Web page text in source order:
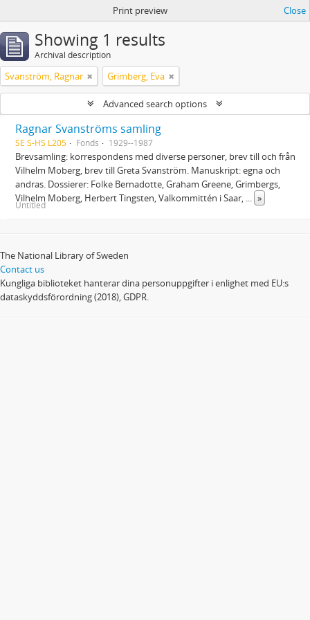
Print preview Close
Showing 1 results
Archival description
Svanström, Ragnar Grimberg, Eva
Advanced search options
Ragnar Svanströms samling
SE S-HS L205 Fonds 1929--1987
Brevsamling: korrespondens med diverse personer, brev till och från
Vilhelm Moberg, brev till Greta Svanström. Manuskript: egna och
andras. Dossierer: Folke Bernadotte, Graham Greene, Grimbergs,
Vilhelm Moberg, Herbert Tingsten, Valkommittén i Saar, ... »
Untitled
The National Library of Sweden
Contact us
Kungliga biblioteket hanterar dina personuppgifter i enlighet med EU:s
dataskyddsförordning (2018), GDPR.